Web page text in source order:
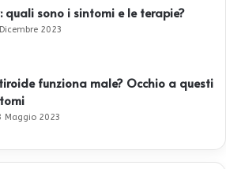
quali sono i sintomi e le terapie?
2023
funziona male? Occhio a questi
Maggio 2023